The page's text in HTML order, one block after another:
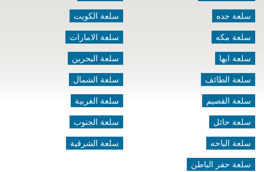
سلعة جده
سلعة مكه
سلعة ابها
سلعة الطائف
سلعة القصيم
سلعة حائل
سلعة الباحه
سلعة حفر الباطن
سلعة الكويت
سلعة الامارات
سلعة البحرين
سلعة الشمال
سلعة الغربية
سلعة الجنوب
سلعة الشرقية